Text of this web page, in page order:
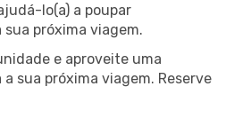
lo(a) a poupar
próxima viagem.
e aproveite uma
sua próxima viagem. Reserve